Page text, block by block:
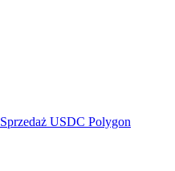
Sprzedaż USDC Polygon